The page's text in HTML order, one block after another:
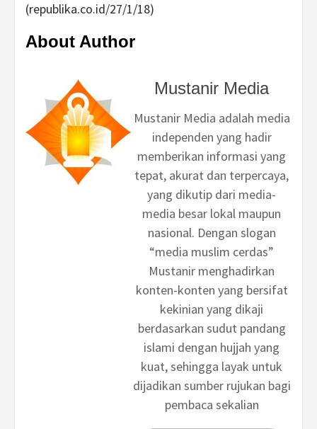
(republika.co.id/27/1/18)
About Author
Mustanir Media
Mustanir Media adalah media
independen yang hadir
memberikan informasi yang
tepat, akurat dan terpercaya,
yang dikutip dari media-
media besar lokal maupun
nasional. Dengan slogan
“media muslim cerdas”
Mustanir menghadirkan
konten-konten yang bersifat
kekinian yang dikaji
berdasarkan sudut pandang
islami dengan hujjah yang
kuat, sehingga layak untuk
dijadikan sumber rujukan bagi
pembaca sekalian